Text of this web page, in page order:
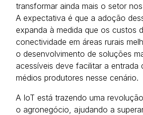
transformar ainda mais o setor
A expectativa é que a adoção
expanda à medida que os custos
conectividade em áreas rurais
o desenvolvimento de soluções
acessíveis deve facilitar a entrada
médios produtores nesse cenário.
A IoT está trazendo uma
o agronegócio, ajudando a